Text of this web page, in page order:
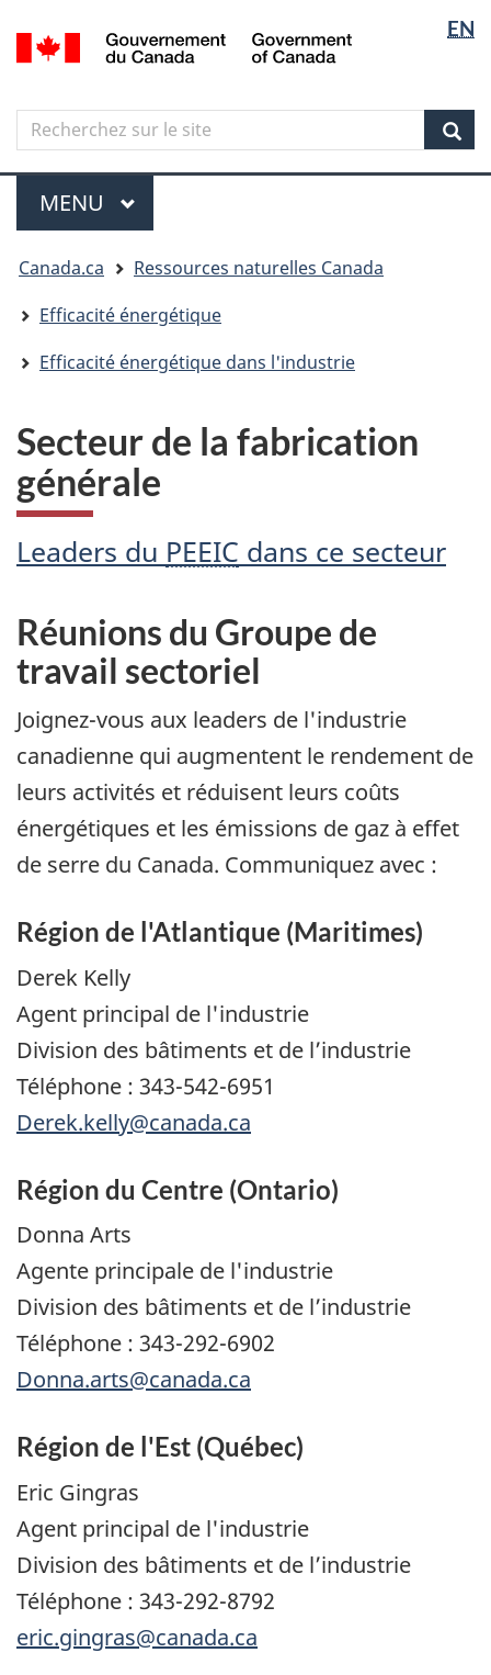
Aller
au
principal
Skip
to
government"
Passer
à
version
simplifiée
langue
EN
Canada
Search
Recherchez
sur
le
site
Menu
MENU PRINCIPAL
êtes
ici
Canada.ca
Ressources naturelles Canada
Efficacité énergétique
Efficacité énergétique dans l'industrie
Secteur de la fabrication
générale
Leaders du PEEIC dans ce secteur
Réunions du Groupe de
travail sectoriel
Joignez-vous aux leaders de l'industrie
canadienne qui augmentent le rendement de
leurs activités et réduisent leurs coûts
énergétiques et les émissions de gaz à effet
de serre du Canada. Communiquez avec :
Région de l'Atlantique (Maritimes)
Derek Kelly
Agent principal de l'industrie
Division des bâtiments et de l’industrie
Téléphone : 343-542-6951
Derek.kelly@canada.ca
Région du Centre (Ontario)
Donna Arts
Agente principale de l'industrie
Division des bâtiments et de l’industrie
Téléphone : 343-292-6902
Donna.arts@canada.ca
Région de l'Est (Québec)
Eric Gingras
Agent principal de l'industrie
Division des bâtiments et de l’industrie
Téléphone : 343-292-8792
eric.gingras@canada.ca